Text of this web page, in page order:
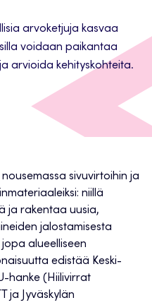
arvoketjuja kasvaa
voidaan paikantaa
arvioida kehityskohteita.
sivuvirtoihin ja
niillä
ja rakentaa uusia,
jalostamisesta
alueelliseen
edistää Keski-
hanke (Hiilivirrat
ja Jyväskylän